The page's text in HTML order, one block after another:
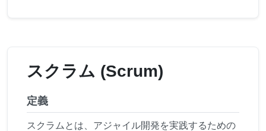
スクラム (Scrum)
定義
スクラムとは、アジャイル開発を実践するための